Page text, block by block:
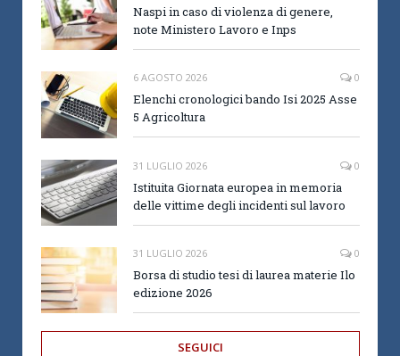
Naspi in caso di violenza di genere,
note Ministero Lavoro e Inps
6 AGOSTO 2026 0
Elenchi cronologici bando Isi 2025 Asse
5 Agricoltura
31 LUGLIO 2026 0
Istituita Giornata europea in memoria
delle vittime degli incidenti sul lavoro
31 LUGLIO 2026 0
Borsa di studio tesi di laurea materie Ilo
edizione 2026
SEGUICI